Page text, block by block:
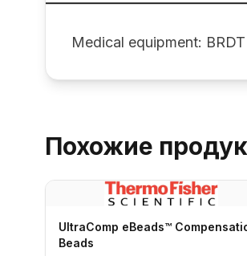
Medical equipment:
Похожие
UltraComp eBeads™
Beads